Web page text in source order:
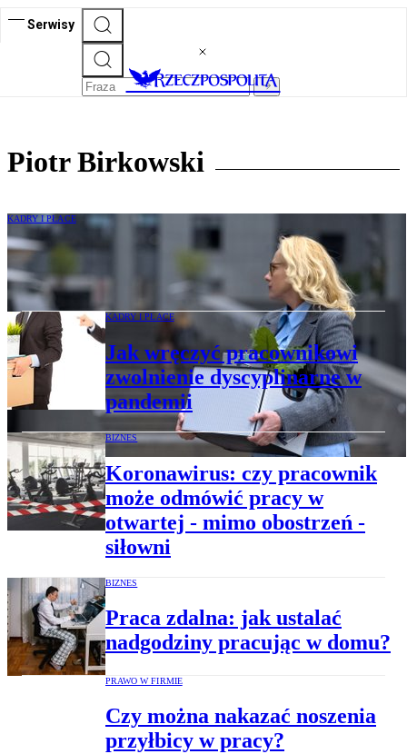
Serwisy
Piotr Birkowski
KADRY I PŁACE
Za bezzasadne rozwiązanie umowy nie
zawsze zapłaci pracodawca
KADRY I PŁACE
Jak wręczyć pracownikowi
zwolnienie dyscyplinarne w
pandemii
BIZNES
Koronawirus: czy pracownik
może odmówić pracy w
otwartej - mimo obostrzeń -
siłowni
BIZNES
Praca zdalna: jak ustalać
nadgodziny pracując w domu?
PRAWO W FIRMIE
Czy można nakazać noszenia
przyłbicy w pracy?